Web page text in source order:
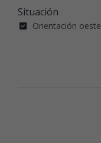
Situación
Orientación oeste